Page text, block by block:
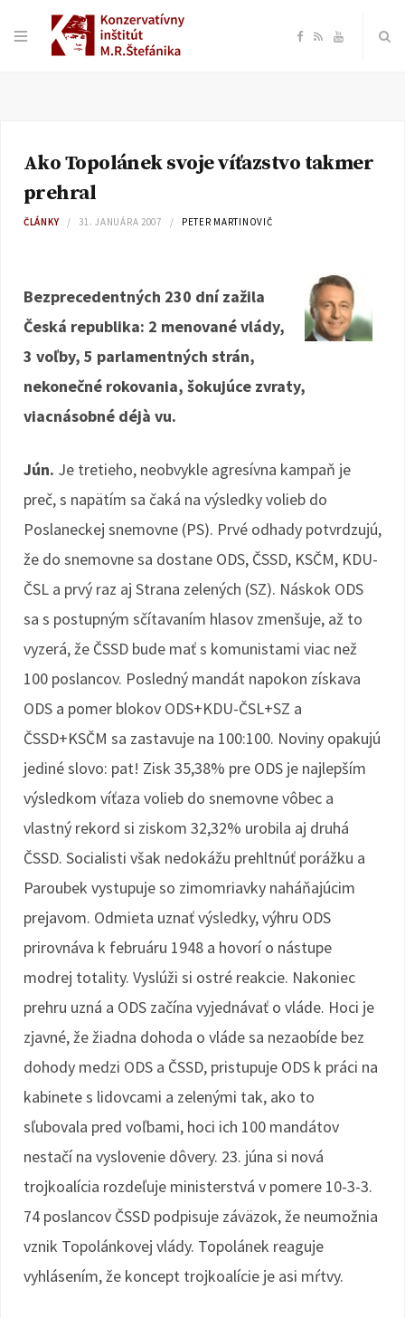
F
e
o
R Y
T
e
Ako Topolánek svoje víťazstvo takmer
prehral
ČLÁNKY 31. JANUÁRA 2007 PETER MARTINOVIČ
Bezprecedentných 230 dní zažila
Česká republika: 2 menované vlády,
3 voľby, 5 parlamentných strán,
nekonečné rokovania, šokujúce zvraty,
viacnásobné déjà vu.
Jún. Je tretieho, neobvykle agresívna kampaň je
preč, s napätím sa čaká na výsledky volieb do
Poslaneckej snemovne (PS). Prvé odhady potvrdzujú,
že do snemovne sa dostane ODS, ČSSD, KSČM, KDU-
ČSL a prvý raz aj Strana zelených (SZ). Náskok ODS
sa s postupným sčítavaním hlasov zmenšuje, až to
vyzerá, že ČSSD bude mať s komunistami viac než
100 poslancov. Posledný mandát napokon získava
ODS a pomer blokov ODS+KDU-ČSL+SZ a
ČSSD+KSČM sa zastavuje na 100:100. Noviny opakujú
jediné slovo: pat! Zisk 35,38% pre ODS je najlepším
výsledkom víťaza volieb do snemovne vôbec a
vlastný rekord si ziskom 32,32% urobila aj druhá
ČSSD. Socialisti však nedokážu prehltnúť porážku a
Paroubek vystupuje so zimomriavky naháňajúcim
prejavom. Odmieta uznať výsledky, výhru ODS
prirovnáva k februáru 1948 a hovorí o nástupe
modrej totality. Vyslúži si ostré reakcie. Nakoniec
prehru uzná a ODS začína vyjednávať o vláde. Hoci je
zjavné, že žiadna dohoda o vláde sa nezaobíde bez
dohody medzi ODS a ČSSD, pristupuje ODS k práci na
kabinete s lidovcami a zelenými tak, ako to
sľubovala pred voľbami, hoci ich 100 mandátov
nestačí na vyslovenie dôvery. 23. júna si nová
trojkoalícia rozdeľuje ministerstvá v pomere 10-3-3.
74 poslancov ČSSD podpisuje záväzok, že neumožnia
vznik Topolánkovej vlády. Topolánek reaguje
vyhlásením, že koncept trojkoalície je asi mŕtvy.